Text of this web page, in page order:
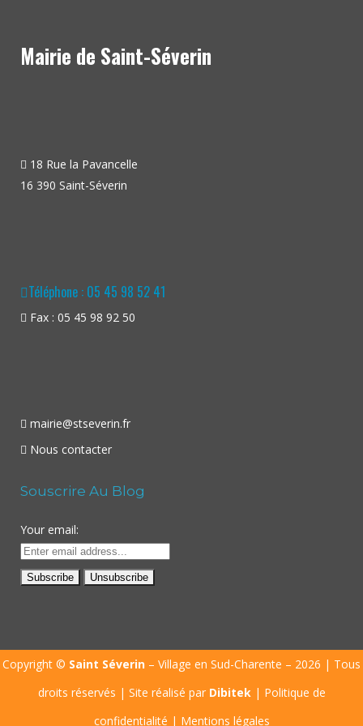
Mairie de Saint-Séverin
18 Rue la Pavancelle
16 390 Saint-Séverin
Téléphone : 05 45 98 52 41
Fax : 05 45 98 92 50
mairie@stseverin.fr
Nous contacter
Souscrire Au Blog
Your email:
Copyright © Saint Séverin – Village en Sud-Charente – 2026 | Tous
droits réservés | Site réalisé par Dibitek| Politique de
confidentialité | Mentions légales